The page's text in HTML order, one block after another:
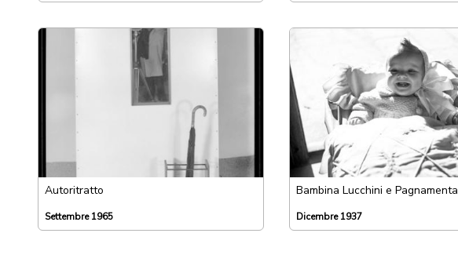
Autoritratto
Settembre 1965
Bambina Lucchini e Pagnamenta
Dicembre 1937